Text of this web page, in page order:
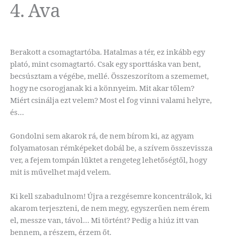
4. Ava
Berakott a csomagtartóba. Hatalmas a tér, ez inkább egy
plató, mint csomagtartó. Csak egy sporttáska van bent,
becsúsztam a végébe, mellé. Összeszorítom a szememet,
hogy ne csorogjanak ki a könnyeim. Mit akar tőlem?
Miért csinálja ezt velem? Most el fog vinni valami helyre,
és…
Gondolni sem akarok rá, de nem bírom ki, az agyam
folyamatosan rémképeket dobál be, a szívem összevissza
ver, a fejem tompán lüktet a rengeteg lehetőségtől, hogy
mit is művelhet majd velem.
Ki kell szabadulnom! Újra a rezgésemre koncentrálok, ki
akarom terjeszteni, de nem megy, egyszerűen nem érem
el, messze van, távol… Mi történt? Pedig a hiúz itt van
bennem, a részem, érzem őt.